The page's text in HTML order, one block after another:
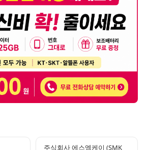
주식회사 에스엠케이 (SMK